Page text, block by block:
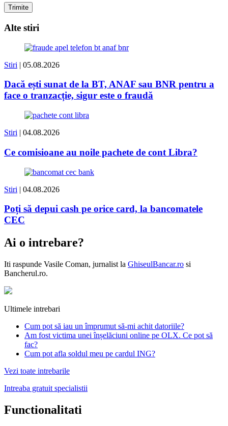
Alte stiri
Stiri | 05.08.2026
Dacă ești sunat de la BT, ANAF sau BNR pentru a
face o tranzacție, sigur este o fraudă
Stiri | 04.08.2026
Ce comisioane au noile pachete de cont Libra?
Stiri | 04.08.2026
Poți să depui cash pe orice card, la bancomatele
CEC
Ai o intrebare?
Iti raspunde Vasile Coman, jurnalist la GhiseulBancar.ro si
Bancherul.ro.
Ultimele intrebari
Cum pot să iau un împrumut să-mi achit datoriile?
Am fost victima unei înșelăciuni online pe OLX. Ce pot să
fac?
Cum pot afla soldul meu pe cardul ING?
Vezi toate intrebarile
Intreaba gratuit specialistii
Functionalitati